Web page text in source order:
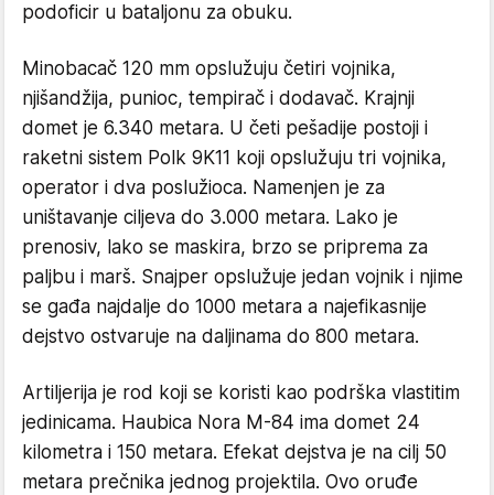
podoficir u bataljonu za obuku.
Minobacač 120 mm opslužuju četiri vojnika,
njišandžija, punioc, tempirač i dodavač. Krajnji
domet je 6.340 metara. U četi pešadije postoji i
raketni sistem Polk 9K11 koji opslužuju tri vojnika,
operator i dva poslužioca. Namenjen je za
uništavanje ciljeva do 3.000 metara. Lako je
prenosiv, lako se maskira, brzo se priprema za
paljbu i marš. Snajper opslužuje jedan vojnik i njime
se gađa najdalje do 1000 metara a najefikasnije
dejstvo ostvaruje na daljinama do 800 metara.
Artiljerija je rod koji se koristi kao podrška vlastitim
jedinicama. Haubica Nora M-84 ima domet 24
kilometra i 150 metara. Efekat dejstva je na cilj 50
metara prečnika jednog projektila. Ovo oruđe